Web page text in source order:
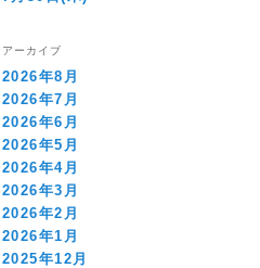
アーカイブ
2026年8月
2026年7月
2026年6月
2026年5月
2026年4月
2026年3月
2026年2月
2026年1月
2025年12月